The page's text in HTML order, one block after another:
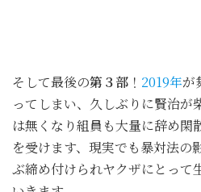
そして最後の第３部 ！ 2019年が
ってしまい、久しぶりに賢治が
は無くなり組員も大量に辞め閑
を受けます、現実でも暴対法の
ぶ締め付けられヤクザにとって